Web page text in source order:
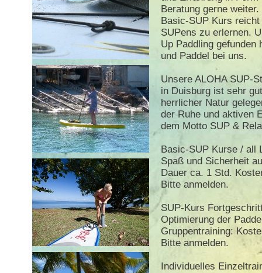
Beratung gerne
Basic-SUP Kurs
SUPens zu erlernen.
Up Paddling
und Paddel bei uns.
Unsere ALOHA SUP-
in Duisburg ist sehr
herrlicher Natur
der Ruhe und aktiven
dem Motto SUP &
Basic-SUP Kurse / all
Spaß und Sicherheit
Dauer ca. 1 Std.
Bitte anmelden.
SUP-Kurs
Optimierung der
Gruppentraining:
Bitte anmelden.
Individuelles